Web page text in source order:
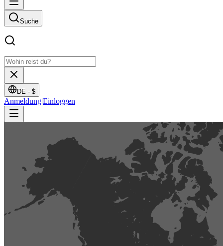
Suche
DE - $
Anmeldung|Einloggen